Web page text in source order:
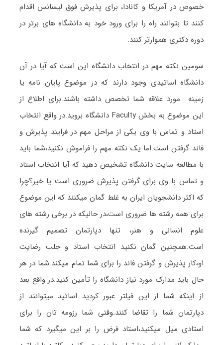
خصوص در آمریکا و کانادا، برای پذیرش فوق لیسانس اقدام
کنند تا بتوانند راه را برای ورود خود به دانشگاه های برتر در
دوره دکتری هموارتر کنند.
سومین نکته مهم در انتخاب دانشگاه این است که آیا در آن
دانشگاه اساتیدی وجود دارند که در موضوع پایان نامه یا
زمینه مورد علاقه شما تخصص داشته باشند.برای اطلاع از
این موضوع به بخش Faculty دانشگاه بروید.در واقع انتخاب
استاد و تماس با وی یکی از مراحل مهم در فرایند پذیرش و
فاند گرفتن است.اما یک نکته مهم را فراموش نکنید،شما باید
با مطالعه سایت دانشگاه تشخیص دهید که آیا انتخاب استاد
و تماس با وی برای گرفتن پذیرش ضروری است یا خیر؟چرا
که اکثر دانشجویان ایران به غلط گمان میکنند که این موضوع
برای همه رشته ها ضروری است،در حالیکه در برخی رشته های
علوم انسانی و هنر، تنها دپارتمان تصمیم گیرنده
است.همچنین گمان نکنید انتخاب استاد و جلب رضایت
او،کار پذیرش و گرفتن فاند را برای شما تمام میکند.شما در هر
حال باید مدارک مورد نیاز دانشگاه را تأمین کنید.در واقع بعد
از اینکه شما از این فیلتر عبور کردید اساتید میتوانند از
دپارتمان شما را تقاضا کنند.وقتی شما رزومه تان را برای
استادی میل میکنید،استاد فرض را بر این میگیرد که شما